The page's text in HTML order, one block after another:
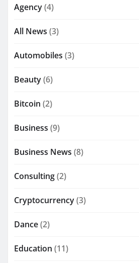
Agency(4)
All News (3)
Automobiles (3)
Beauty(6)
Bitcoin (2)
Business (9)
Business News (8)
Consulting(2)
Cryptocurrency(3)
Dance(2)
Education (11)